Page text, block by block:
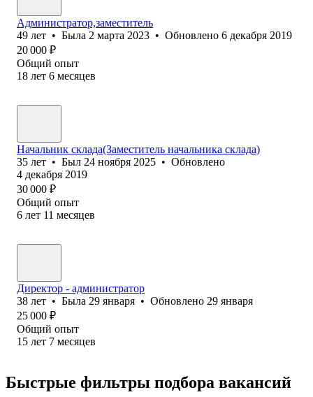
Администратор,заместитель
49 лет • Была 2 марта 2023 • Обновлено 6 декабря 2019
20 000 ₽
Общий опыт
18 лет 6 месяцев
Начальник склада(Заместитель начальника склада)
35 лет • Был 24 ноября 2025 • Обновлено
4 декабря 2019
30 000 ₽
Общий опыт
6 лет 11 месяцев
Директор - администратор
38 лет • Была 29 января • Обновлено 29 января
25 000 ₽
Общий опыт
15 лет 7 месяцев
Быстрые фильтры подбора вакансий